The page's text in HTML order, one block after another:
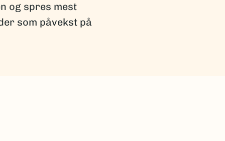
og spres mest
som påvekst på